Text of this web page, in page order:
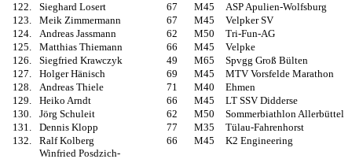
122.
Sieghard Losert 67 M45
ASP Apulien-Wolfsburg
123.
Meik Zimmermann 67 M45
Velpker SV
124.
Andreas Jassmann 62 M50
Tri-Fun-AG
125.
Matthias Thiemann 66 M45
Velpke
126.
Siegfried Krawczyk 49 M65
Spvgg Groß Bülten
127.
Holger Hänisch 69 M45
MTV Vorsfelde Marathon
128.
Andreas Thiele 71 M40
Ehmen
129.
Heiko Arndt 66 M45
LT SSV Didderse
130.
Jörg Schuleit 62 M50
Sommerbiathlon Allerbüttel
131.
Dennis Klopp 77 M35
Tülau-Fahrenhorst
132.
Ralf Kolberg 66 M45 K2 Engineering
Winfried Posdzich-